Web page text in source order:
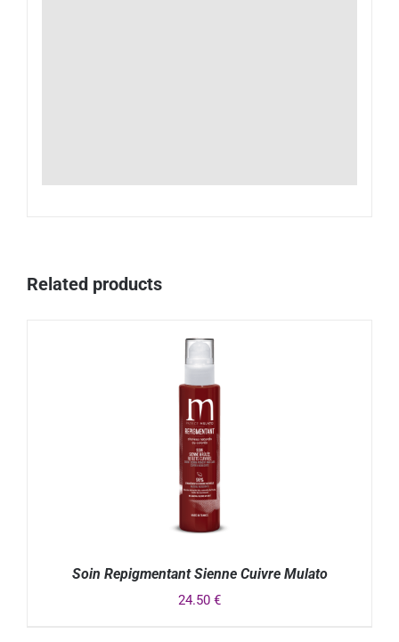
Related products
Soin Repigmentant Sienne Cuivre Mulato
24.50 €